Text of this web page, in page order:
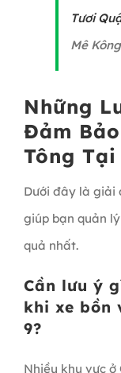
Tươi
Mê
Những
Đảm
Tông
Dưới đây là giải
giúp bạn quản
quả nhất.
Cần lưu ý
khi xe bồn
9?
Nhiều khu vực ở